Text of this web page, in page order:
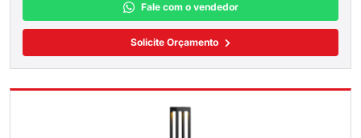
Fale com o vendedor
Solicite Orçamento